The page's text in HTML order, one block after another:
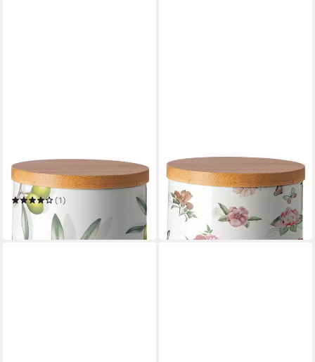
AMBIENTE®
Vorratsdose Delicious olives
(1)
22,95 €
in 3-4 Werktagen bei dir
AMBIENTE®
Vorratsdose Charlotte
22,95 €
in 3-4 Werktagen bei dir